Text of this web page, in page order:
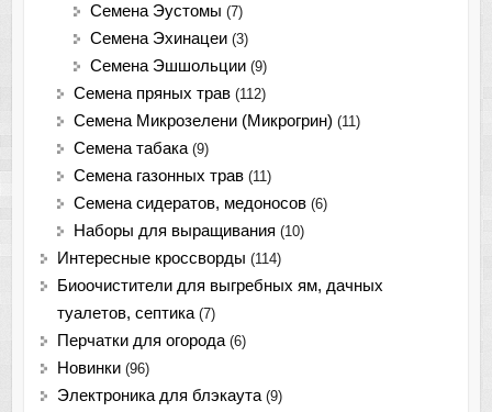
Семена Эустомы (7)
Семена Эхинацеи (3)
Семена Эшшольции (9)
Семена пряных трав (112)
Семена Микрозелени (Микрогрин) (11)
Семена табака (9)
Семена газонных трав (11)
Семена сидератов, медоносов (6)
Наборы для выращивания (10)
Интересные кроссворды (114)
Биоочистители для выгребных ям, дачных
туалетов, септика (7)
Перчатки для огорода (6)
Новинки (96)
Электроника для блэкаута (9)